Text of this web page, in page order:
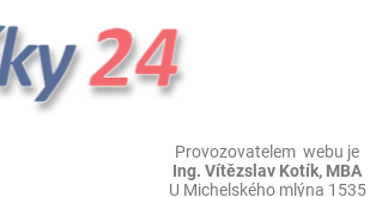
Provozovatelem webu je
Ing. Vítězslav Kotík, MBA
U Michelského mlýna 1535